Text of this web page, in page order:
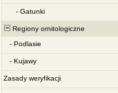
- Gatunki
Regiony ornitologiczne
- Podlasie
- Kujawy
Zasady weryfikacji